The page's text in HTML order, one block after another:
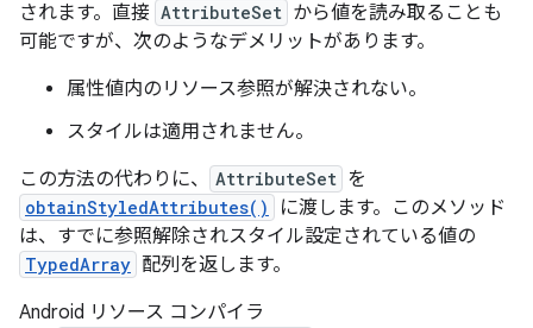
されます。直接 AttributeSet から値を読み取ることも
可能ですが、次のようなデメリットがあります。
属性値内のリソース参照が解決されない。
スタイルは適用されません。
この方法の代わりに、
AttributeSet を
obtainStyledAttributes()
に渡します。このメソッド
は、すでに参照解除されスタイル設定されている値の
TypedArray 配列を返します。
Android リソース コンパイラ